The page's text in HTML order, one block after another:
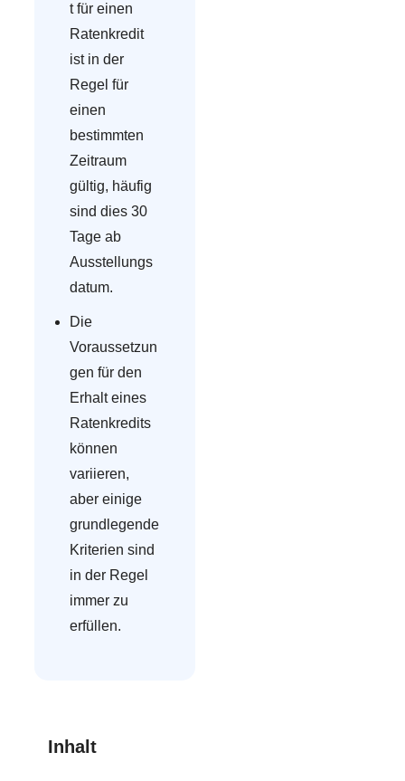
t für einen
Ratenkredit
ist in der
Regel für
einen
bestimmten
Zeitraum
gültig, häufig
sind dies 30
Tage ab
Ausstellungs
datum.
Die
Voraussetzun
gen für den
Erhalt eines
Ratenkredits
können
variieren,
aber einige
grundlegende
Kriterien sind
in der Regel
immer zu
erfüllen.
Inhalt